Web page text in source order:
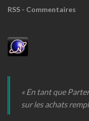
RSS - Commentaires
« En tant que
sur les achats